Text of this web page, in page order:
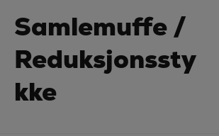
Samlemuffe /
Reduksjonssty
kke